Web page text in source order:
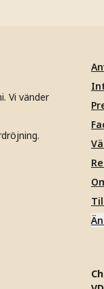
Vi vänder